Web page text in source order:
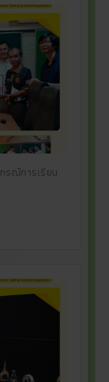
รณ์การเรียน